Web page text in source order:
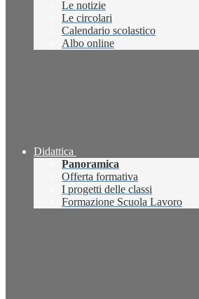
Le notizie
Le circolari
Calendario scolastico
Albo online
Didattica
Panoramica
Offerta formativa
I progetti delle classi
Formazione Scuola Lavoro